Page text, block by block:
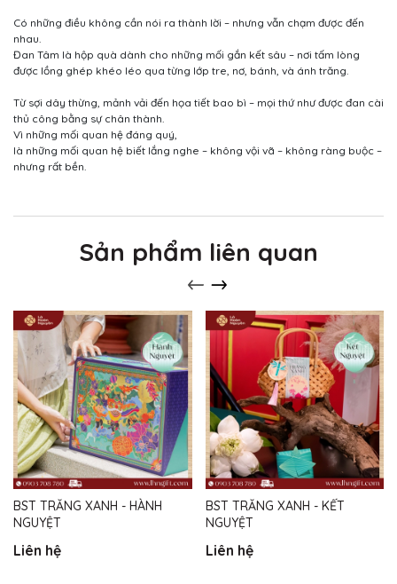
Có những điều không cần nói ra thành lời – nhưng vẫn chạm được đến
nhau.
Đan Tâm là hộp quà dành cho những mối gắn kết sâu – nơi tấm lòng
được lồng ghép khéo léo qua từng lớp tre, nơ, bánh, và ánh trăng.
Từ sợi dây thừng, mảnh vải đến họa tiết bao bì – mọi thứ như được đan cài
thủ công bằng sự chân thành.
Vì những mối quan hệ đáng quý,
là những mối quan hệ biết lắng nghe – không vội vã – không ràng buộc –
nhưng rất bền.
Sản phẩm liên quan
BST TRĂNG XANH - HÀNH
NGUYỆT
Liên hệ
BST TRĂNG XANH - KẾT
NGUYỆT
Liên hệ